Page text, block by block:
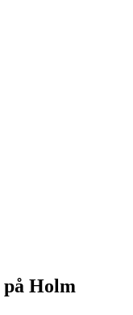
Holm